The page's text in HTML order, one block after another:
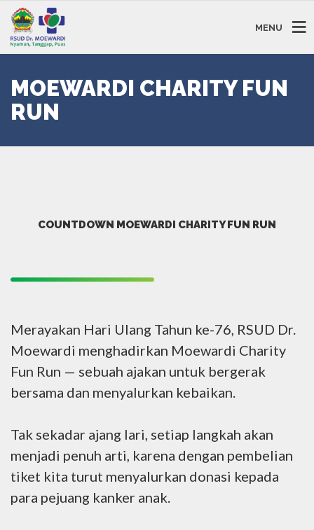
MENU
MOEWARDI CHARITY FUN
RUN
COUNTDOWN MOEWARDI CHARITY FUN RUN
Merayakan Hari Ulang Tahun ke-76, RSUD Dr.
Moewardi menghadirkan Moewardi Charity
Fun Run — sebuah ajakan untuk bergerak
bersama dan menyalurkan kebaikan.
Tak sekadar ajang lari, setiap langkah akan
menjadi penuh arti, karena dengan pembelian
tiket kita turut menyalurkan donasi kepada
para pejuang kanker anak.